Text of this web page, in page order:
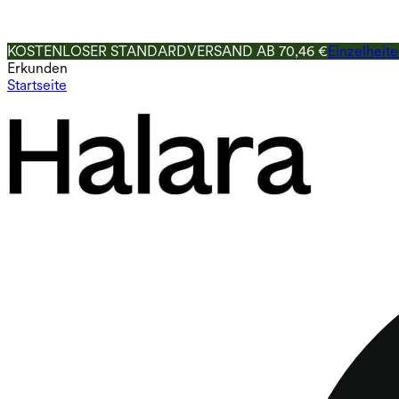
KOSTENLOSER STANDARDVERSAND AB 70,46 €
Erkunden
Startseite